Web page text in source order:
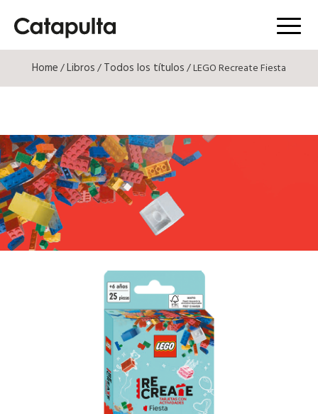
Menú
Home/Libros/Todos los títulos/ LEGO Recreate Fiesta